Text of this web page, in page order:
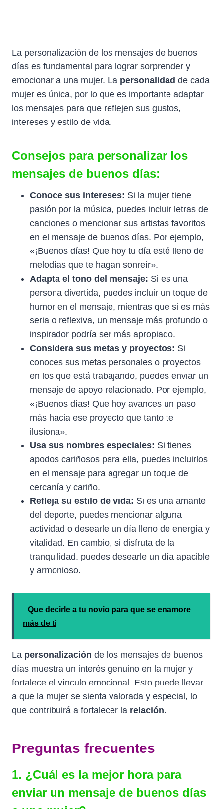
La personalización de los mensajes de buenos
días es fundamental para lograr sorprender y
emocionar a una mujer. La personalidad de cada
mujer es única, por lo que es importante adaptar
los mensajes para que reflejen sus gustos,
intereses y estilo de vida.
Consejos para personalizar los
mensajes de buenos días:
Conoce sus intereses: Si la mujer tiene
pasión por la música, puedes incluir letras de
canciones o mencionar sus artistas favoritos
en el mensaje de buenos días. Por ejemplo,
«¡Buenos días! Que hoy tu día esté lleno de
melodías que te hagan sonreír».
Adapta el tono del mensaje: Si es una
persona divertida, puedes incluir un toque de
humor en el mensaje, mientras que si es más
seria o reflexiva, un mensaje más profundo o
inspirador podría ser más apropiado.
Considera sus metas y proyectos: Si
conoces sus metas personales o proyectos
en los que está trabajando, puedes enviar un
mensaje de apoyo relacionado. Por ejemplo,
«¡Buenos días! Que hoy avances un paso
más hacia ese proyecto que tanto te
ilusiona».
Usa sus nombres especiales: Si tienes
apodos cariñosos para ella, puedes incluirlos
en el mensaje para agregar un toque de
cercanía y cariño.
Refleja su estilo de vida: Si es una amante
del deporte, puedes mencionar alguna
actividad o desearle un día lleno de energía y
vitalidad. En cambio, si disfruta de la
tranquilidad, puedes desearle un día apacible
y armonioso.
Que decirle a tu novio para que se enamore
más de ti
La personalización de los mensajes de buenos
días muestra un interés genuino en la mujer y
fortalece el vínculo emocional. Esto puede llevar
a que la mujer se sienta valorada y especial, lo
que contribuirá a fortalecer la relación.
Preguntas frecuentes
1. ¿Cuál es la mejor hora para
enviar un mensaje de buenos días